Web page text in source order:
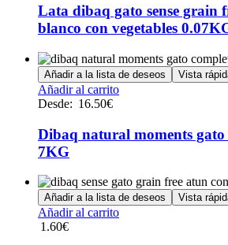
de
producto
Lata dibaq gato sense grain
blanco con vegetables
Añadir a la lista de deseos Vista
Añadir al carritoEste
múltiples
variantes.
se
pueden
elegir
Desde: 16.50€
Dibaq natural moments gato
7KG
Añadir a la lista de deseos Vista
Añadir al carrito
1.60€